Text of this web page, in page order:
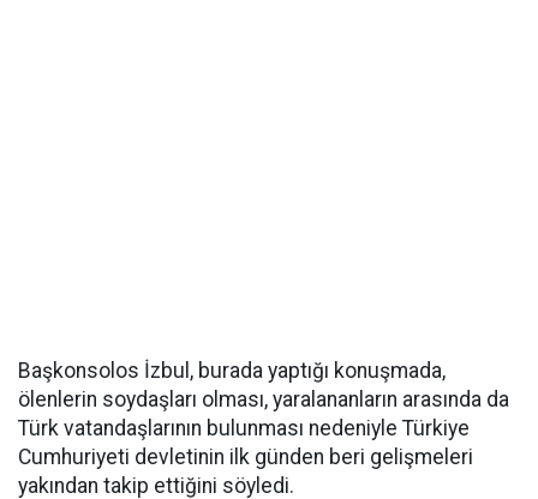
Başkonsolos İzbul, burada yaptığı konuşmada,
ölenlerin soydaşları olması, yaralananların arasında da
Türk vatandaşlarının bulunması nedeniyle Türkiye
Cumhuriyeti devletinin ilk günden beri gelişmeleri
yakından takip ettiğini söyledi.